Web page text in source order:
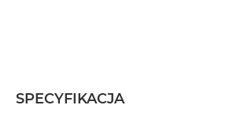
SPECYFIKACJA